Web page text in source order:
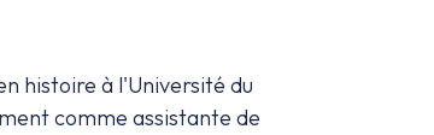
histoire à l'Université du
comme assistante de